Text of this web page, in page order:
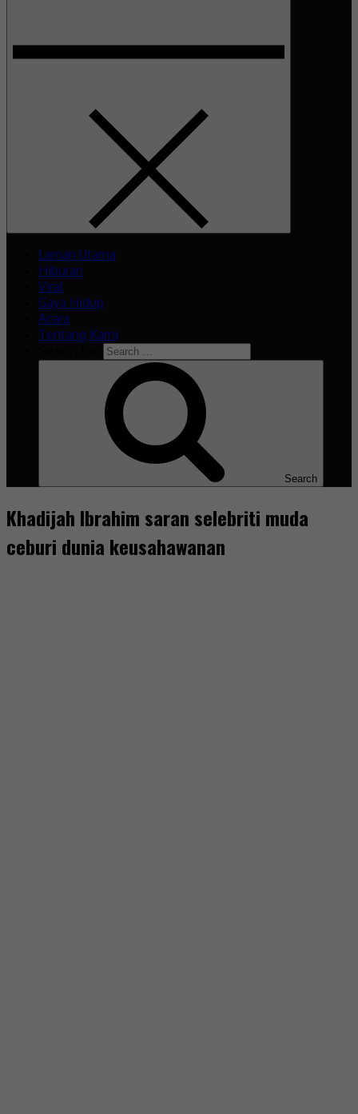
Laman Utama
Hiburan
Viral
Gaya Hidup
Acara
Tentang Kami
Search
Khadijah Ibrahim saran selebriti muda
ceburi dunia keusahawanan